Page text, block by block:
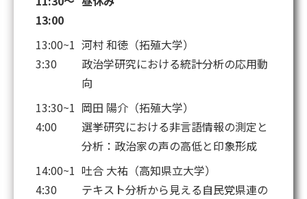
13:00
13:00~1
3:30
河村 和徳（拓殖大学）
政治学研究における統計分析の応用動
向
13:30~1
4:00
岡田 陽介（拓殖大学）
選挙研究における非言語情報の測定と
分析：政治家の声の高低と印象形成
14:00~1
4:30
吐合 大祐（高知県立大学）
テキスト分析から見える自民党県連の